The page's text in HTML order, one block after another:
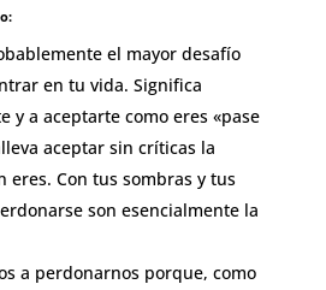
el mayor desafío
en tu vida. Significa
y a aceptarte como eres «pase
aceptar sin críticas la
eres. Con tus sombras y tus
son esencialmente la
a perdonarnos porque, como